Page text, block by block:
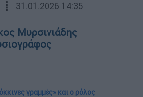
┋ 31.01.2026 14:35
Μυρσινιάδης
γραμμές» και ο ρόλος